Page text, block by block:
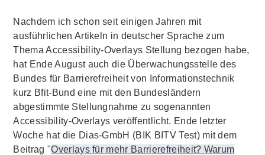
Nachdem ich schon seit einigen Jahren mit
ausführlichen Artikeln in deutscher Sprache zum
Thema Accessibility-Overlays Stellung bezogen habe,
hat Ende August auch die Überwachungsstelle des
Bundes für Barrierefreiheit von Informationstechnik
kurz Bfit-Bund eine mit den Bundesländern
abgestimmte Stellungnahme zu sogenannten
Accessibility-Overlays veröffentlicht. Ende letzter
Woche hat die Dias-GmbH (BIK BITV Test) mit dem
Beitrag "Overlays für mehr Barrierefreiheit? Warum